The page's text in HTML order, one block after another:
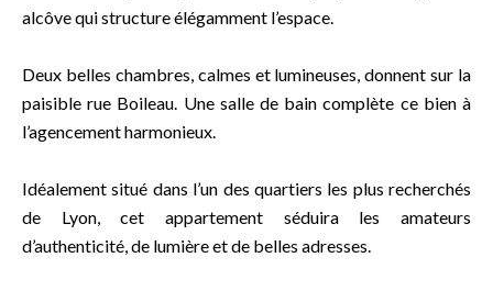
alcôve qui structure élégamment l’espace.
Deux belles chambres, calmes et lumineuses, donnent sur la
paisible rue Boileau. Une salle de bain complète ce bien à
l’agencement harmonieux.
Idéalement situé dans l’un des quartiers les plus recherchés
de Lyon, cet appartement séduira les amateurs
d’authenticité, de lumière et de belles adresses.